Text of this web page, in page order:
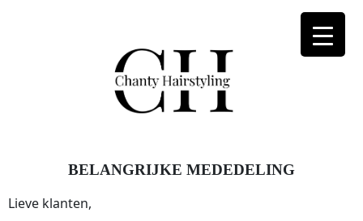
BELANGRIJKE MEDEDELING
Lieve klanten,